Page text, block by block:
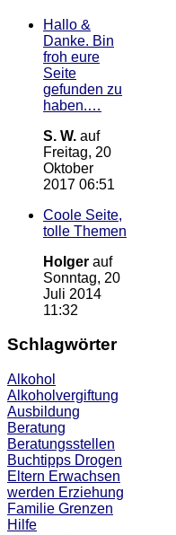
Hallo &
Danke. Bin
froh eure
Seite
gefunden zu
haben.…
S. W. auf
Freitag, 20
Oktober
2017 06:51
Coole Seite,
tolle Themen
Holger auf
Sonntag, 20
Juli 2014
11:32
Schlagwörter
Alkohol
Alkoholvergiftung
Ausbildung
Beratung
Beratungsstellen
Buchtipps Drogen
Eltern Erwachsen
werden Erziehung
Familie Grenzen
Hilfe